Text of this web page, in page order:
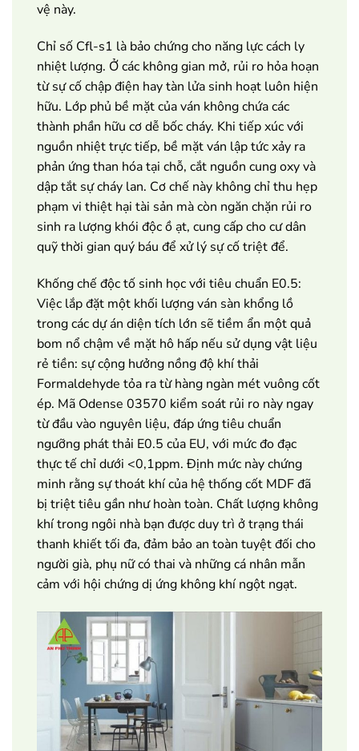
vệ này.
Chỉ số Cfl-s1 là bảo chứng cho năng lực cách ly
nhiệt lượng. Ở các không gian mở, rủi ro hỏa hoạn
từ sự cố chập điện hay tàn lửa sinh hoạt luôn hiện
hữu. Lớp phủ bề mặt của ván không chứa các
thành phần hữu cơ dễ bốc cháy. Khi tiếp xúc với
nguồn nhiệt trực tiếp, bề mặt ván lập tức xảy ra
phản ứng than hóa tại chỗ, cắt nguồn cung oxy và
dập tắt sự cháy lan. Cơ chế này không chỉ thu hẹp
phạm vi thiệt hại tài sản mà còn ngăn chặn rủi ro
sinh ra lượng khói độc ồ ạt, cung cấp cho cư dân
quỹ thời gian quý báu để xử lý sự cố triệt để.
Khống chế độc tố sinh học với tiêu chuẩn E0.5:
Việc lắp đặt một khối lượng ván sàn khổng lồ
trong các dự án diện tích lớn sẽ tiềm ẩn một quả
bom nổ chậm về mặt hô hấp nếu sử dụng vật liệu
rẻ tiền: sự cộng hưởng nồng độ khí thải
Formaldehyde tỏa ra từ hàng ngàn mét vuông cốt
ép. Mã Odense 03570 kiểm soát rủi ro này ngay
từ đầu vào nguyên liệu, đáp ứng tiêu chuẩn
ngưỡng phát thải E0.5 của EU, với mức đo đạc
thực tế chỉ dưới <0,1ppm. Định mức này chứng
minh rằng sự thoát khí của hệ thống cốt MDF đã
bị triệt tiêu gần như hoàn toàn. Chất lượng không
khí trong ngôi nhà bạn được duy trì ở trạng thái
thanh khiết tối đa, đảm bảo an toàn tuyệt đối cho
người già, phụ nữ có thai và những cá nhân mẫn
cảm với hội chứng dị ứng không khí ngột ngạt.